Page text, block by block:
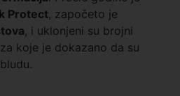
Protect, započeto je
, i uklonjeni su brojni
koje je dokazano da su